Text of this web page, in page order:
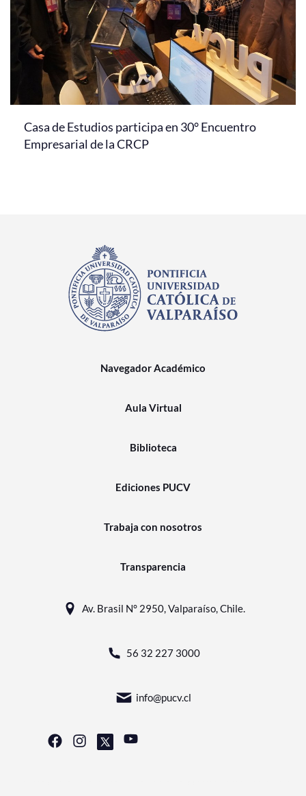
Casa de Estudios participa en 30° Encuentro
Empresarial de la CRCP
Navegador Académico
Aula Virtual
Biblioteca
Ediciones PUCV
Trabaja con nosotros
Transparencia
Av. Brasil N° 2950, Valparaíso, Chile.
56 32 227 3000
info@pucv.cl